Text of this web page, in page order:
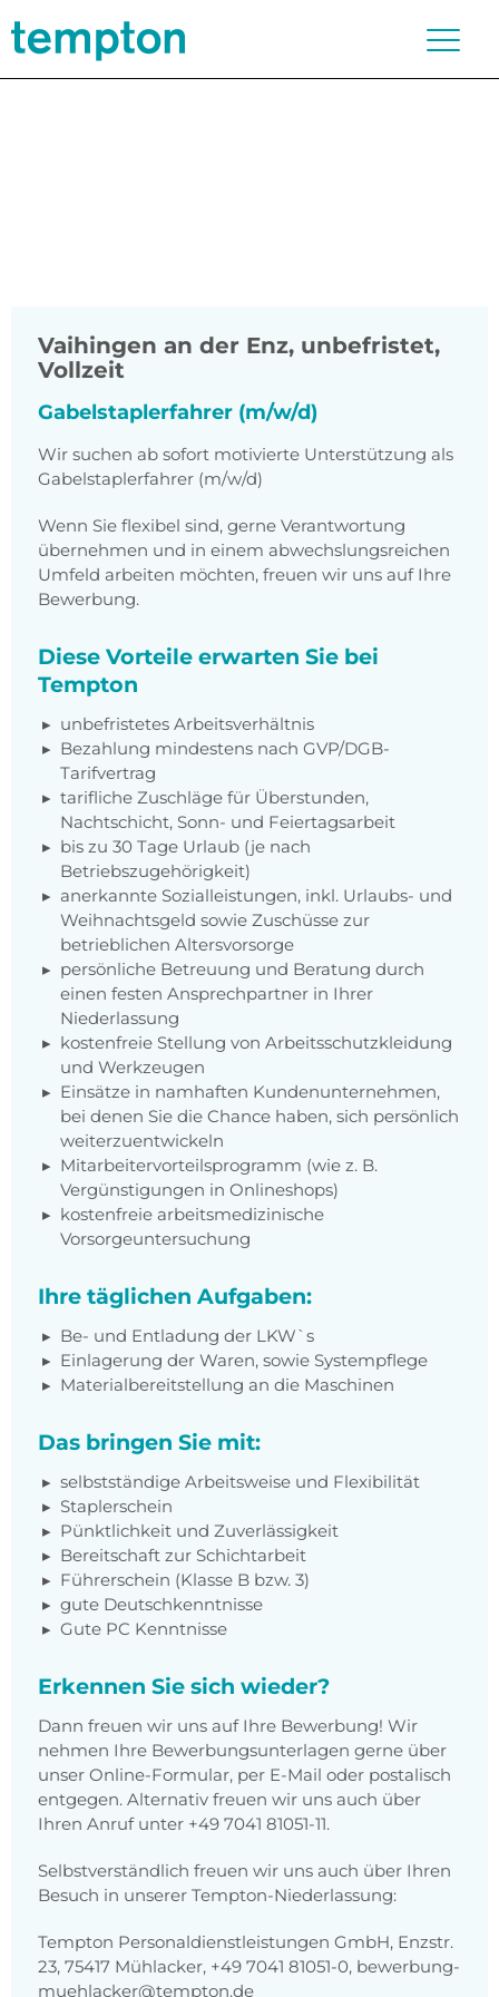
Vaihingen an der Enz, unbefristet,
Vollzeit
Gabelstaplerfahrer (m/w/d)
Wir suchen ab sofort motivierte Unterstützung als
Gabelstaplerfahrer (m/w/d)
Wenn Sie flexibel sind, gerne Verantwortung
übernehmen und in einem abwechslungsreichen
Umfeld arbeiten möchten, freuen wir uns auf Ihre
Bewerbung.
Diese Vorteile erwarten Sie bei
Tempton
unbefristetes Arbeitsverhältnis
Bezahlung mindestens nach GVP/DGB-
Tarifvertrag
tarifliche Zuschläge für Überstunden,
Nachtschicht, Sonn- und Feiertagsarbeit
bis zu 30 Tage Urlaub (je nach
Betriebszugehörigkeit)
anerkannte Sozialleistungen, inkl. Urlaubs- und
Weihnachtsgeld sowie Zuschüsse zur
betrieblichen Altersvorsorge
persönliche Betreuung und Beratung durch
einen festen Ansprechpartner in Ihrer
Niederlassung
kostenfreie Stellung von Arbeitsschutzkleidung
und Werkzeugen
Einsätze in namhaften Kundenunternehmen,
bei denen Sie die Chance haben, sich persönlich
weiterzuentwickeln
Mitarbeitervorteilsprogramm (wie z. B.
Vergünstigungen in Onlineshops)
kostenfreie arbeitsmedizinische
Vorsorgeuntersuchung
Ihre täglichen Aufgaben:
Be- und Entladung der LKW`s
Einlagerung der Waren, sowie Systempflege
Materialbereitstellung an die Maschinen
Das bringen Sie mit:
selbstständige Arbeitsweise und Flexibilität
Staplerschein
Pünktlichkeit und Zuverlässigkeit
Bereitschaft zur Schichtarbeit
Führerschein (Klasse B bzw. 3)
gute Deutschkenntnisse
Gute PC Kenntnisse
Erkennen Sie sich wieder?
Dann freuen wir uns auf Ihre Bewerbung! Wir
nehmen Ihre Bewerbungsunterlagen gerne über
unser Online-Formular, per E-Mail oder postalisch
entgegen. Alternativ freuen wir uns auch über
Ihren Anruf unter +49 7041 81051-11.
Selbstverständlich freuen wir uns auch über Ihren
Besuch in unserer Tempton-Niederlassung:
Tempton Personaldienstleistungen GmbH, Enzstr.
23, 75417 Mühlacker, +49 7041 81051-0, bewerbung-
muehlacker@tempton.de